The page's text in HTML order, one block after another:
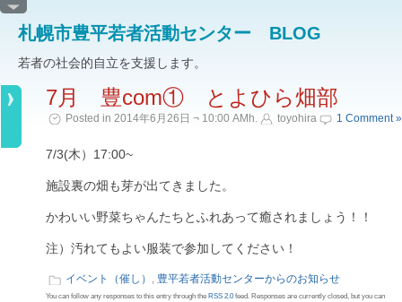
札幌市豊平若者活動センター BLOG
若者の社会的自立を支援します。
7月 豊com① とよひら畑部
Posted in 2014年6月26日 ¬ 10:00 AMh. toyohira 1 Comment »
7/3(木）17:00~
施設裏の畑も芽が出てきました。
かわいい野菜ちゃんたちとふれあって癒されましょう！！
注）汚れてもよい服装で参加してください！
イベント（催し） , 豊平若者活動センターからのお知らせ
You can follow any responses to this entry through the RSS 2.0 feed. Responses are currently closed, but you can